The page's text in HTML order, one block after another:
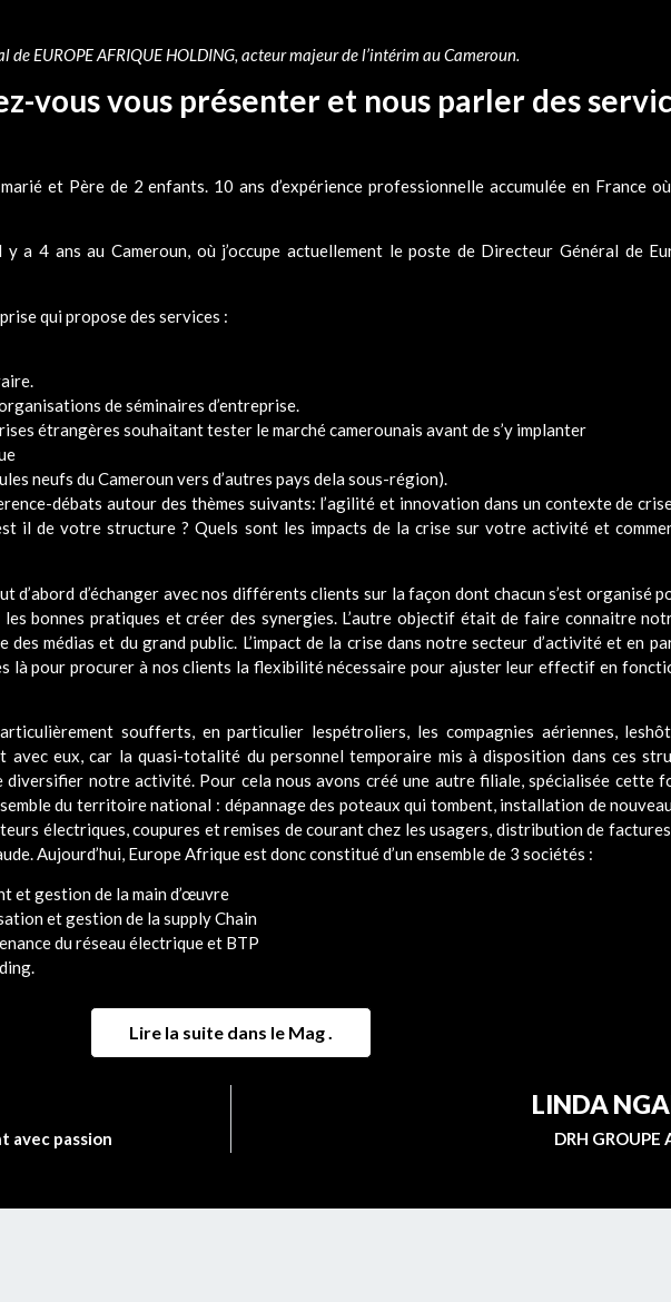
de EUROPE AFRIQUE HOLDING, acteur majeur de l’intérim au Cameroun.
vous vous présenter et nous parler des
et Père de 2 enfants. 10 ans d’expérience professionnelle accumulée en France
a 4 ans au Cameroun, où j’occupe actuellement le poste de Directeur Général de
qui propose des services :
de séminaires d’entreprise.
étrangères souhaitant tester le marché camerounais avant de s’y implanter
neufs du Cameroun vers d’autres pays dela sous-région).
débats autour des thèmes suivants: l’agilité et innovation dans un contexte de
il de votre structure ? Quels sont les impacts de la crise sur votre activité et
d’abord d’échanger avec nos différents clients sur la façon dont chacun s’est organisé
bonnes pratiques et créer des synergies. L’autre objectif était de faire connaitre
médias et du grand public. L’impact de la crise dans notre secteur d’activité et en
là pour procurer à nos clients la flexibilité nécessaire pour ajuster leur effectif en
soufferts, en particulier lespétroliers, les compagnies aériennes,
avec eux, car la quasi-totalité du personnel temporaire mis à disposition dans ces
diversifier notre activité. Pour cela nous avons créé une autre filiale, spécialisée cette
du territoire national : dépannage des poteaux qui tombent, installation de
électriques, coupures et remises de courant chez les usagers, distribution de
Aujourd’hui, Europe Afrique est donc constitué d’un ensemble de 3 sociétés :
et gestion de la main d’œuvre
et gestion de la supply Chain
du réseau électrique et BTP
Lire la suite dans le Mag .
avec passion
LINDA
DRH GROUPE